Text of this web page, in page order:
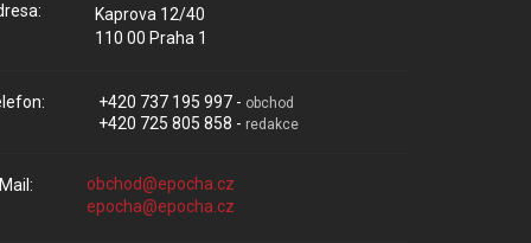
Kaprova 12/40
110 00 Praha 1
+420 737 195 997 - obchod
+420 725 805 858 - redakce